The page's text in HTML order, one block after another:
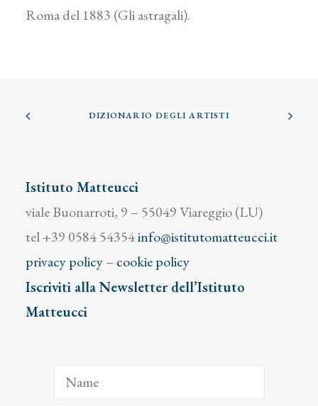
Roma del 1883 (Gli astragali).
DIZIONARIO DEGLI ARTISTI
Istituto Matteucci
viale Buonarroti, 9 – 55049 Viareggio (LU)
tel +39 0584 54354info@istitutomatteucci.it
privacy policy– cookie policy
Iscriviti alla Newsletter dell’Istituto
Matteucci